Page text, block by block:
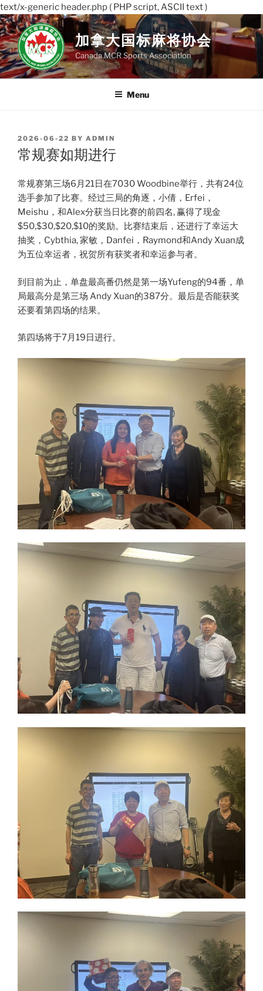
text/x-generic header.php ( PHP script, ASCII text )
Skip
to
content
加拿大国标麻将协会
Canada MCR Sports Association
Menu
POSTED
ON
2026-06-22 BY ADMIN
常规赛如期进行
常规赛第三场6月21日在7030 Woodbine举行，共有24位
选手参加了比赛。经过三局的角逐，小倩，Erfei，
Meishu，和Alex分获当日比赛的前四名, 赢得了现金
$50,$30,$20,$10的奖励。比赛结束后，还进行了幸运大
抽奖，Cybthia, 家敏，Danfei，Raymond和Andy Xuan成
为五位幸运者，祝贺所有获奖者和幸运参与者。
到目前为止，单盘最高番仍然是第一场Yufeng的94番，单
局最高分是第三场 Andy Xuan的387分。最后是否能获奖
还要看第四场的结果。
第四场将于7月19日进行。